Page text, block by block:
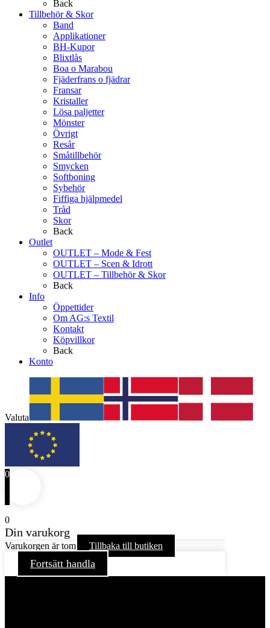
Back
Tillbehör & Skor
Band
Applikationer
BH-Kupor
Blixtlås
Boa o Marabou
Fjäderfrans o fjädrar
Fransar
Kristaller
Lösa paljetter
Mönster
Övrigt
Resår
Småtillbehör
Smycken
Softboning
Sybehör
Fiffiga hjälpmedel
Tråd
Skor
Back
Outlet
OUTLET – Mode & Fest
OUTLET – Scen & Idrott
OUTLET – Tillbehör & Skor
Back
Info
Öppettider
Om AG:s Textil
Kontakt
Köpvillkor
Back
Konto
Valuta
0
0
Din varukorg
Varukorgen är tom Tillbaka till butiken
Fortsätt handla